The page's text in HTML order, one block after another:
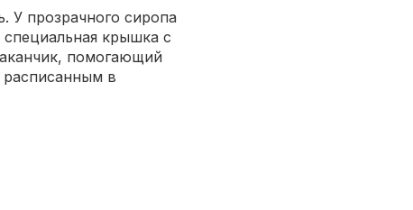
У прозрачного сиропа
крышка с
помогающий
в